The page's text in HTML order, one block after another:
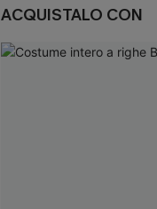
ACQUISTALO CON